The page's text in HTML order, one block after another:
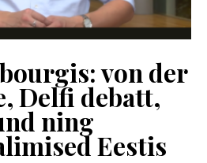
von der
Delfi debatt,
ning
Eestis